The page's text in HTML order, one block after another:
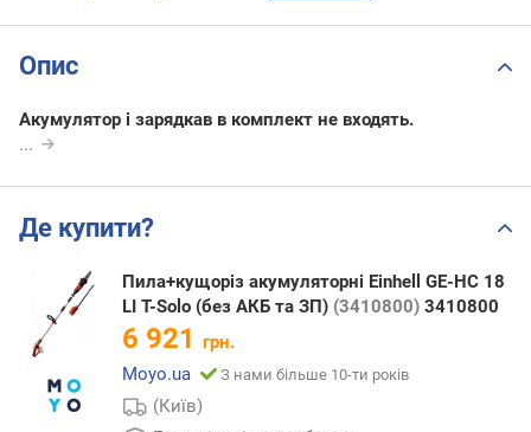
Опис
Акумулятор і зарядкав в комплект не входять.
...
Де купити?
Пила+кущоріз акумуляторні Einhell GE-HC 18
LI T-Solo (без АКБ та ЗП) (3410800) 3410800
6 921 грн.
Moyo.ua
З нами більше 10-ти років
(Київ)